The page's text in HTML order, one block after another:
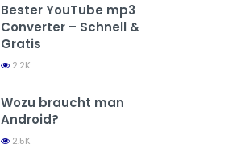
Bester YouTube mp3
Converter – Schnell &
Gratis
2.2K
Wozu braucht man
Android?
2.5K